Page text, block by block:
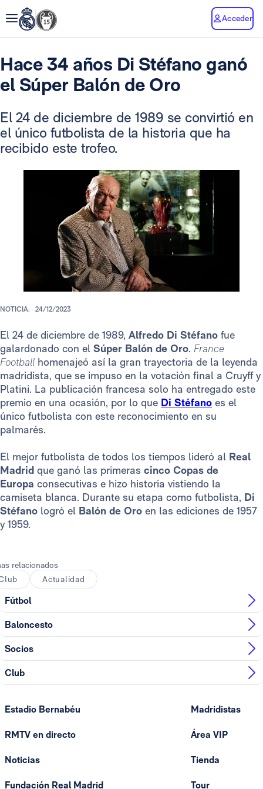
Acceder
Hace 34 años Di Stéfano ganó
el Súper Balón de Oro
El 24 de diciembre de 1989 se convirtió en
el único futbolista de la historia que ha
recibido este trofeo.
NOTICIA. 24/12/2023
El 24 de diciembre de 1989, Alfredo Di Stéfano fue
galardonado con el Súper Balón de Oro. France
Football homenajeó así la gran trayectoria de la leyenda
madridista, que se impuso en la votación final a Cruyff y
Platini. La publicación francesa solo ha entregado este
premio en una ocasión, por lo que Di Stéfano es el
único futbolista con este reconocimiento en su
palmarés.
El mejor futbolista de todos los tiempos lideró al Real
Madrid que ganó las primeras cinco Copas de
Europa consecutivas e hizo historia vistiendo la
camiseta blanca. Durante su etapa como futbolista, Di
Stéfano logró el Balón de Oro en las ediciones de 1957
y 1959.
relacionados
Actualidad
Fútbol
Baloncesto
Socios
Club
Estadio Bernabéu
RMTV en directo
Noticias
Fundación Real Madrid
Madridistas
Área VIP
Tienda
Tour